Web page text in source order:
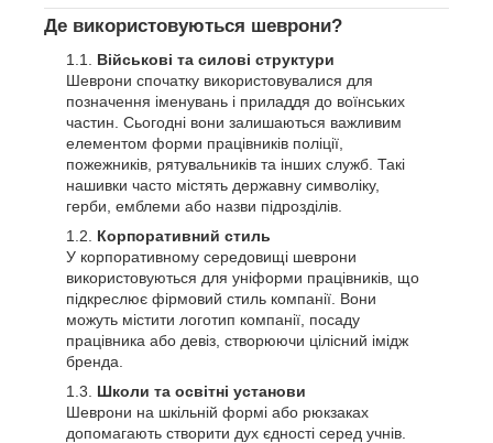
Де використовуються шеврони?
Військові та силові структури
Шеврони спочатку використовувалися для
позначення іменувань і приладдя до воїнських
частин. Сьогодні вони залишаються важливим
елементом форми працівників поліції,
пожежників, рятувальників та інших служб. Такі
нашивки часто містять державну символіку,
герби, емблеми або назви підрозділів.
Корпоративний стиль
У корпоративному середовищі шеврони
використовуються для уніформи працівників, що
підкреслює фірмовий стиль компанії. Вони
можуть містити логотип компанії, посаду
працівника або девіз, створюючи цілісний імідж
бренда.
Школи та освітні установи
Шеврони на шкільній формі або рюкзаках
допомагають створити дух єдності серед учнів.